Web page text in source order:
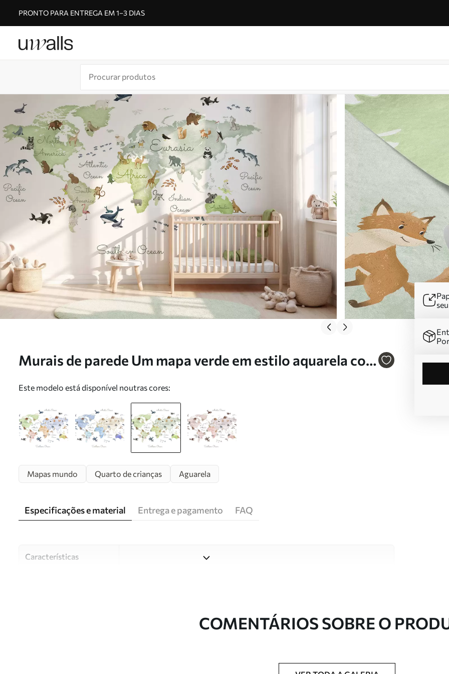
PRONTO PARA ENTREGA EM 1–3 DIAS
Murais de parede Um mapa verde em estilo aquarela com
Este modelo está disponível noutras cores:
Mapas mundo Quarto de crianças Aguarela
Especificações e material Entrega e pagamento FAQ
Características
Estúdio de design UwallsCOMENTÁRIOS SOBRE O